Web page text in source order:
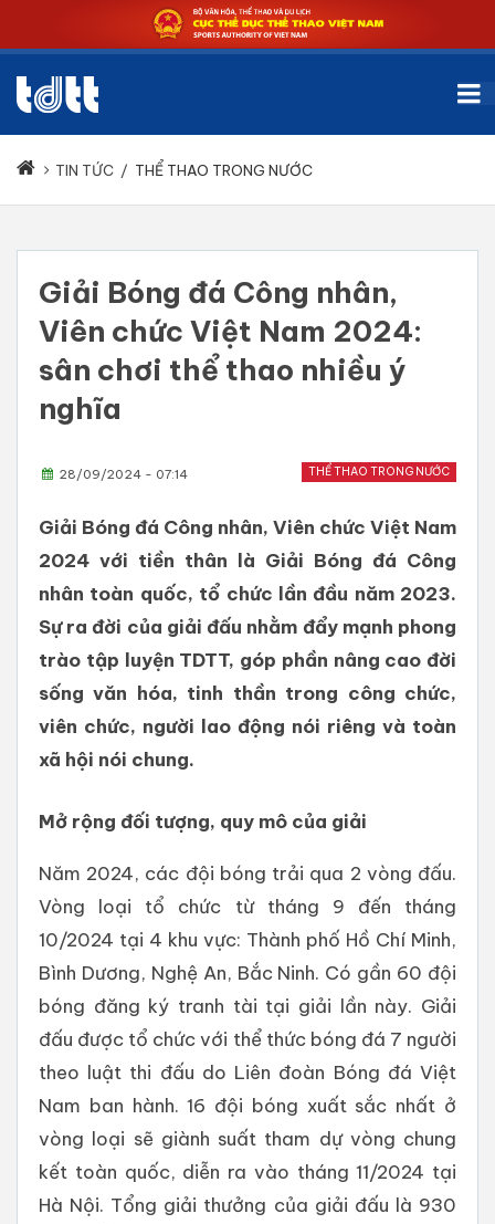
TIN TỨC / THỂ THAO TRONG NƯỚC
Giải Bóng đá Công nhân,
Viên chức Việt Nam 2024:
sân chơi thể thao nhiều ý
nghĩa
THỂ THAO TRONG NƯỚC
28/09/2024 - 07:14
Giải Bóng đá Công nhân, Viên chức Việt Nam
2024 với tiền thân là Giải Bóng đá Công
nhân toàn quốc, tổ chức lần đầu năm 2023.
Sự ra đời của giải đấu nhằm đẩy mạnh phong
trào tập luyện TDTT, góp phần nâng cao đời
sống văn hóa, tinh thần trong công chức,
viên chức, người lao động nói riêng và toàn
xã hội nói chung.
Mở rộng đối tượng, quy mô của giải
Năm 2024, các đội bóng trải qua 2 vòng đấu.
Vòng loại tổ chức từ tháng 9 đến tháng
10/2024 tại 4 khu vực: Thành phố Hồ Chí Minh,
Bình Dương, Nghệ An, Bắc Ninh. Có gần 60 đội
bóng đăng ký tranh tài tại giải lần này. Giải
đấu được tổ chức với thể thức bóng đá 7 người
theo luật thi đấu do Liên đoàn Bóng đá Việt
Nam ban hành. 16 đội bóng xuất sắc nhất ở
vòng loại sẽ giành suất tham dự vòng chung
kết toàn quốc, diễn ra vào tháng 11/2024 tại
Hà Nội. Tổng giải thưởng của giải đấu là 930